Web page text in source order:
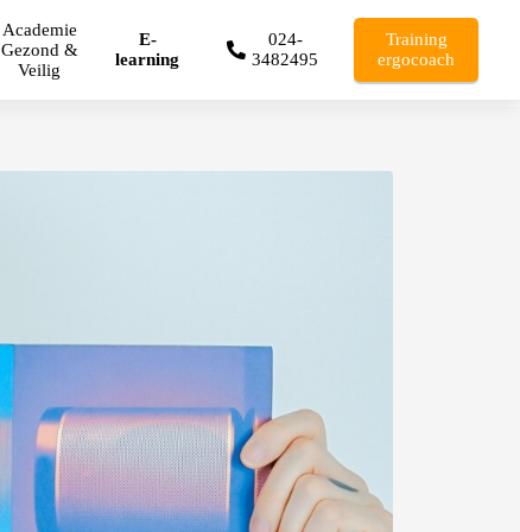
Academie
Gezond &
Veilig
E-
learning
024-
3482495
Training
ergocoach